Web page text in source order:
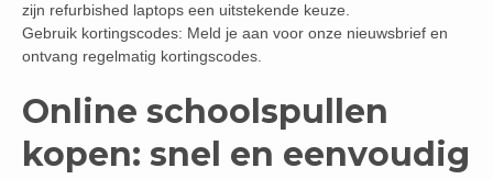
zijn refurbished laptops een uitstekende keuze.
Gebruik kortingscodes: Meld je aan voor onze nieuwsbrief en
ontvang regelmatig kortingscodes.
Online schoolspullen
kopen: snel en eenvoudig